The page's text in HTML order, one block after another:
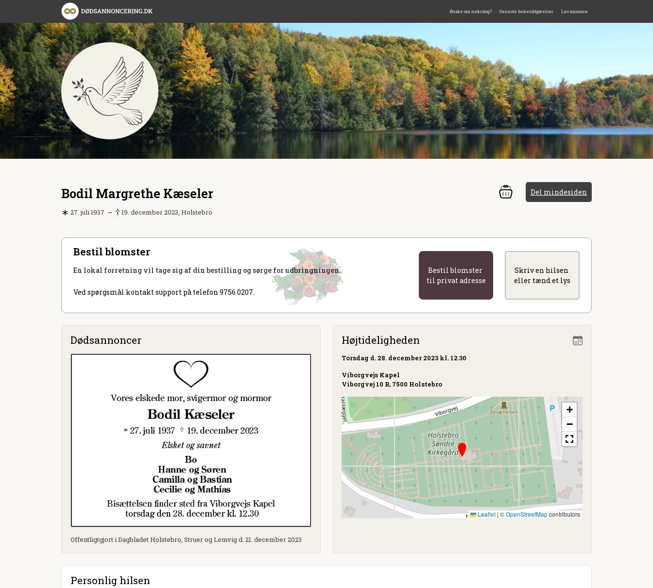
Ønske om nekrolog? Seneste bekendtgørelser Lav annonce
Bodil Margrethe Kæseler Del mindesiden
27. juli 1937 19. december 2023, Holstebro
Bestil blomster
En lokal forretning vil tage sig af din bestilling og sørge for udbringningen.
Ved spørgsmål kontakt support på telefon 9756 0207.
Bestil blomster
til privat adresse
Skriv en hilsen
eller tænd et lys
Dødsannoncer
Offentligtgjort i Dagbladet Holstebro, Struer og Lemvig d. 21. december 2023
Højtideligheden
Torsdag d. 28. december 2023 kl. 12.30
Viborgvejs Kapel
Viborgvej 10 B, 7500 Holstebro
+
−
Leaflet | ©OpenStreetMapcontributors
Personlig hilsen